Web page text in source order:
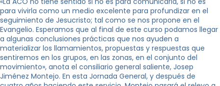
para vivirla como un medio excelente para profundizar en el
seguimiento de Jesucristo; tal como se nos propone en el
Evangelio. Esperamos que al final de este curso podamos llegar
a algunas conclusiones prácticas que nos ayuden a
materializar los llamamientos, propuestas y respuestas que
sentiremos en los grupos, en las zonas, en el conjunto del
movimiento», anota el consiliario general saliente, Josep
Jiménez Montejo. En esta Jornada General, y después de